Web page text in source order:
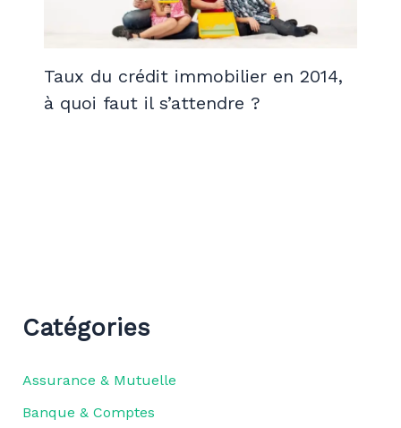
Taux du crédit immobilier en 2014,
à quoi faut il s’attendre ?
Catégories
Assurance & Mutuelle
Banque & Comptes